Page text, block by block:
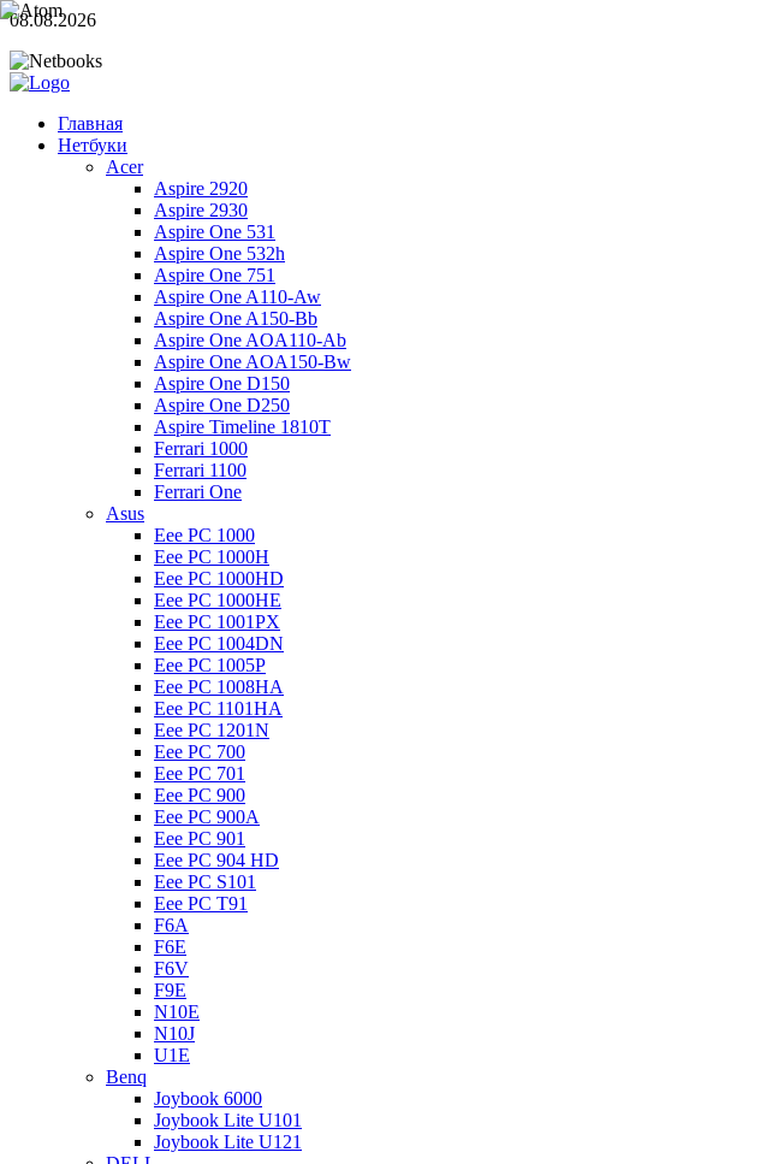
08.08.2026
Главная
Нетбуки
Acer
Aspire 2920
Aspire 2930
Aspire One 531
Aspire One 532h
Aspire One 751
Aspire One A110-Aw
Aspire One A150-Bb
Aspire One AOA110-Ab
Aspire One AOA150-Bw
Aspire One D150
Aspire One D250
Aspire Timeline 1810T
Ferrari 1000
Ferrari 1100
Ferrari One
Asus
Eee PC 1000
Eee PC 1000H
Eee PC 1000HD
Eee PC 1000HE
Eee PC 1001PX
Eee PC 1004DN
Eee PC 1005P
Eee PC 1008HA
Eee PC 1101HA
Eee PC 1201N
Eee PC 700
Eee PC 701
Eee PC 900
Eee PC 900A
Eee PC 901
Eee PC 904 HD
Eee PC S101
Eee PC T91
F6A
F6E
F6V
F9E
N10E
N10J
U1E
Benq
Joybook 6000
Joybook Lite U101
Joybook Lite U121